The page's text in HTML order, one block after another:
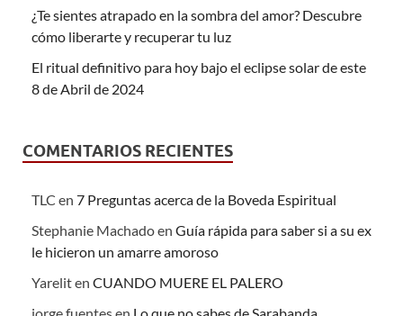
¿Te sientes atrapado en la sombra del amor? Descubre
cómo liberarte y recuperar tu luz
El ritual definitivo para hoy bajo el eclipse solar de este
8 de Abril de 2024
COMENTARIOS RECIENTES
TLC en 7 Preguntas acerca de la Boveda Espiritual
Stephanie Machadoen Guía rápida para saber si a su ex
le hicieron un amarre amoroso
Yareliten CUANDO MUERE EL PALERO
jorge fuentes en Lo que no sabes de Sarabanda